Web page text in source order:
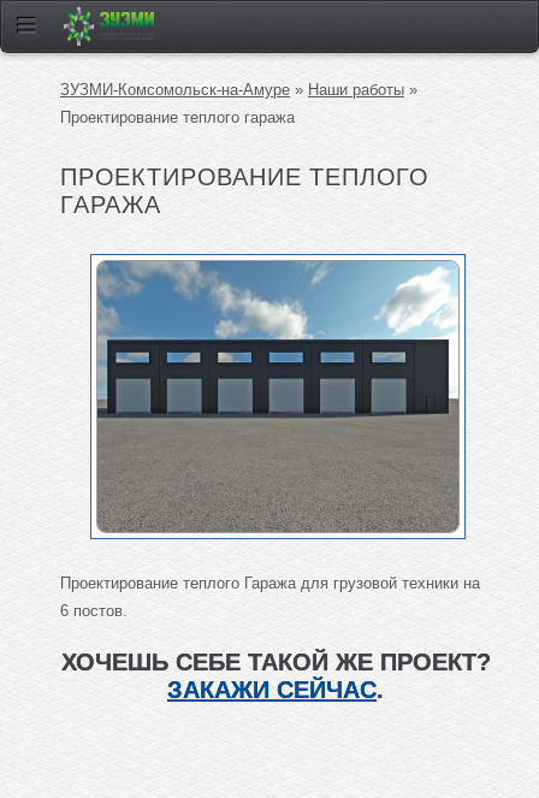
ЗУЗМИ-Комсомольск-на-Амуре » Наши работы »
Проектирование теплого гаража
ПРОЕКТИРОВАНИЕ ТЕПЛОГО
ГАРАЖА
Проектирование теплого Гаража для грузовой техники на
6 постов.
ХОЧЕШЬ СЕБЕ ТАКОЙ ЖЕ ПРОЕКТ?
ЗАКАЖИ СЕЙЧАС.